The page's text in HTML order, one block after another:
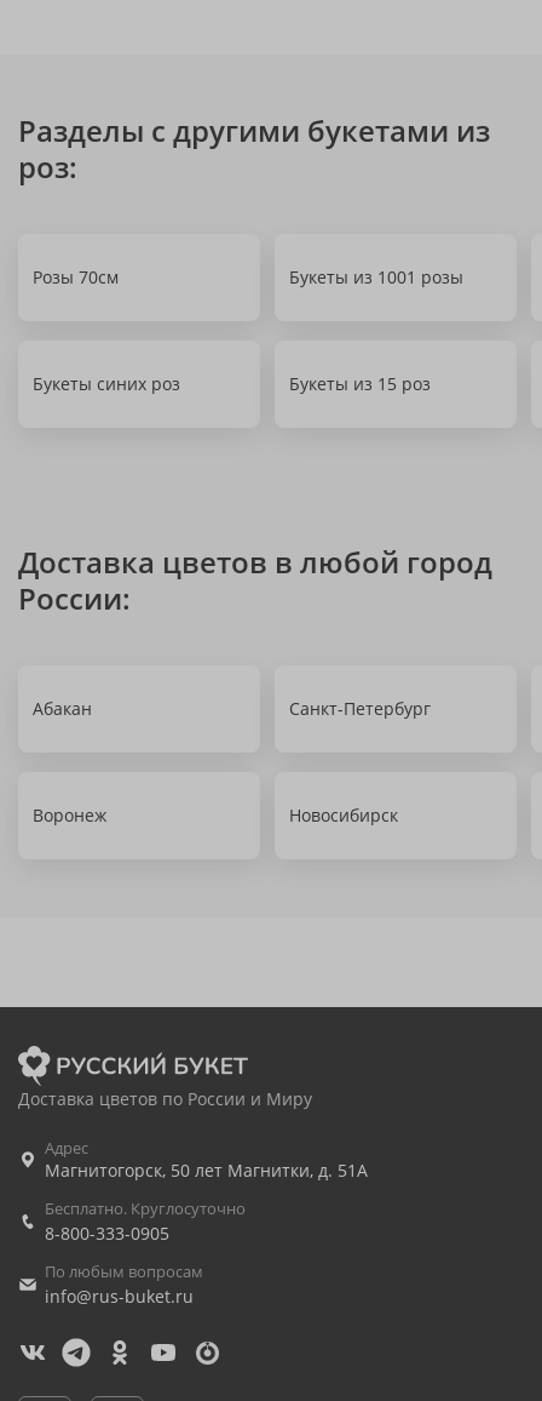
Разделы с другими букетами из
роз:
Розы 70см Букеты из 1001 розы
Букеты синих роз Букеты из 15 роз
Доставка цветов в любой город
России:
Абакан Санкт-Петербург
Воронеж Новосибирск
Доставка цветов по России и Миру
Адрес
Магнитогорск, 50 лет Магнитки, д. 51А
Бесплатно. Круглосуточно
8-800-333-0905
По любым вопросам
info@rus-buket.ru